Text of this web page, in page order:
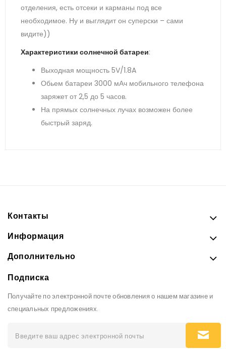
отделения, есть отсеки и карманы под все
необходимое. Ну и выглядит он суперски – сами
видите))
Характеристики солнечной батареи:
Выходная мощность 5V/1.8A
Обьем батареи 3000 мАч мобильного телефона
заряжет от 2,5 до 5 часов.
На прямых солнечных лучах возможен более
быстрый заряд.
Контакты
Информация
Дополнительно
Подписка
Получайте по электронной почте обновления о нашем магазине и
специальных предложениях.